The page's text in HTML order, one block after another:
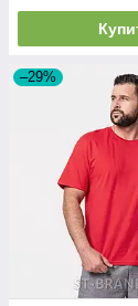
–29%